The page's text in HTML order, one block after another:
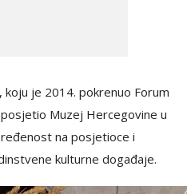
koju je 2014. pokrenuo Forum
Muzej Hercegovine u
na posjetioce i
kulturne događaje.